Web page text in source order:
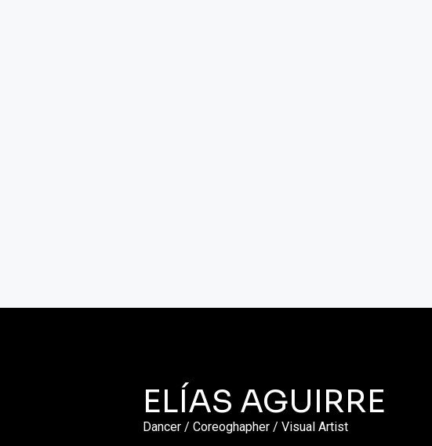
ELÍAS AGUIRRE
Dancer / Coreoghapher / Visual Artist